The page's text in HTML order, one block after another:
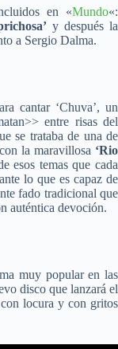
en «Mundo«:
y después la
a Sergio Dalma.
cantar ‘Chuva’, un
entre risas del
se trataba de una de
la maravillosa ‘Rio
esos temas que cada
lo que es capaz de
fado tradicional que
auténtica devoción.
muy popular en las
disco que lanzará el
locura y con gritos